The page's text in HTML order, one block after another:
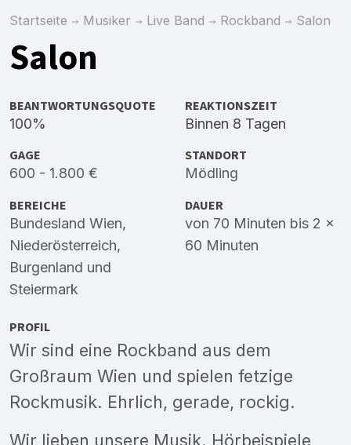
Startseite Musiker Live Band Rockband Salon
Salon
BEANTWORTUNGSQUOTE
100%
REAKTIONSZEIT
Binnen 8 Tagen
GAGE
600 - 1.800 €
STANDORT
Mödling
BEREICHE
Bundesland Wien,
Niederösterreich,
Burgenland und
Steiermark
DAUER
von 70 Minuten bis 2 x
60 Minuten
PROFIL
Wir sind eine Rockband aus dem
Großraum Wien und spielen fetzige
Rockmusik. Ehrlich, gerade, rockig.
Wir lieben unsere Musik. Hörbeispiele